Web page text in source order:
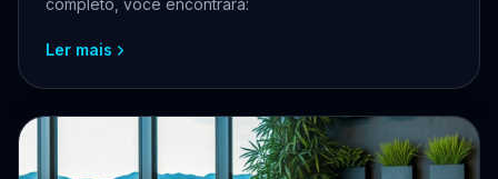
completo, você encontrará:
Ler mais